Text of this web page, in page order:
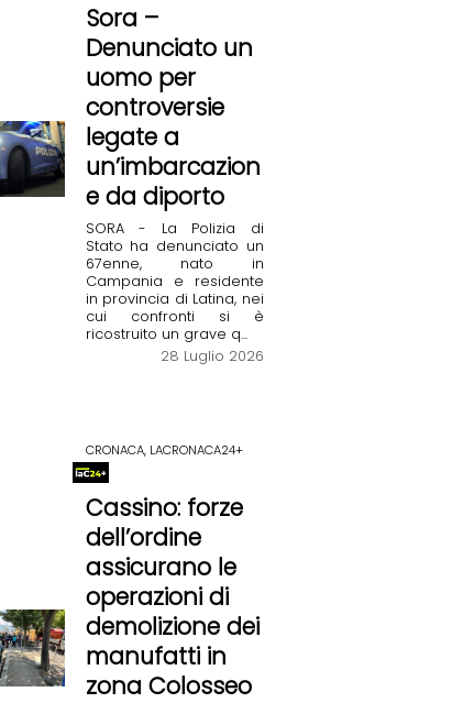
Sora –
Denunciato un
uomo per
controversie
legate a
un’imbarcazion
e da diporto
SORA - La Polizia di
Stato ha denunciato un
67enne, nato in
Campania e residente
in provincia di Latina, nei
cui confronti si è
ricostruito un grave q...
28 Luglio 2026
CRONACA, LACRONACA24+
Cassino: forze
dell’ordine
assicurano le
operazioni di
demolizione dei
manufatti in
zona Colosseo